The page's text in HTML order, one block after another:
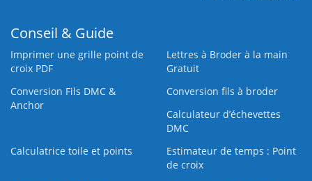
Conseil & Guide
Imprimer une grille point de
croix PDF
Lettres à Broder à la main
Gratuit
Conversion Fils DMC &
Anchor
Conversion fils à broder
Calculateur d’échevettes
DMC
Calculatrice toile et points
Estimateur de temps : Point
de croix